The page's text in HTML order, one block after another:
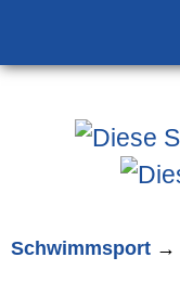
Schwimm­sport →